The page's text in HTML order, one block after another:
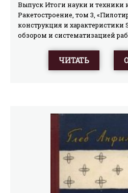
Выпуск Итоги науки и техники
Ракетостроение, том 3,
конструкция и характеристики
обзором и систематизацией
1969—1972 гг. В томе 3
весовые, летные
методы аварийного
на Луну кораблей Apollo-11, 12, 13,
анализируется механика
с Луны и возвращение на
обзор литературы и рефератов,
изданиях ВИНИТИ АН СССР,
каждой главы. Выпуск
работников, инженеров-
ЧИТАТЬ